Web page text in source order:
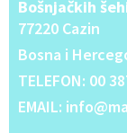
Bošnjačkih
77220 Cazin
Bosna i
TELEFON: 00
EMAIL: